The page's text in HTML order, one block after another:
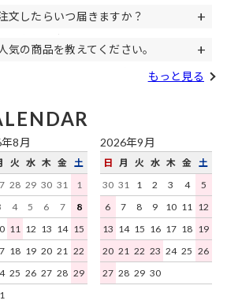
祝日も午後遅くまで当日発送しており
ぐにお届けします。
なります。毎月イベントで送料無料の
もあります。
リア決済、RPay(楽天Pay)、NP後払
い、Paidyがご利用いただけます。
文したらいつ届きますか？
日は15時までのご注文を原則として当
日発送いたします。地域ごとにお届け迄
。
人気の商品を教えてください。
デイジーストアで人気の商品はこちらの
もっと見る
8月
火 水 木 金
土
28 29 30 31
1
4 5 6 7
8
11 12 13 14 15
18 19 20 21
22
25 26 27 28 29
2026年9月
日 月 火 水 木 金
土
30 31 1 2 3 4
5
6
7 8 9 10 11
12
13 14 15 16 17 18 19
20 21 22 23 24 25 26
27 28 29 30